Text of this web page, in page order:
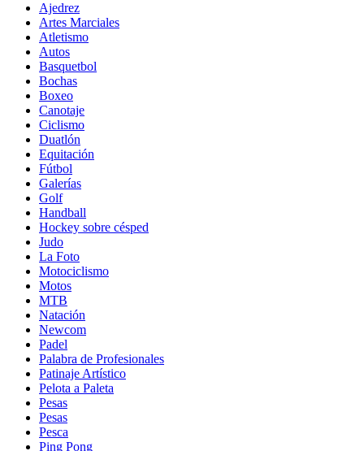
Ajedrez
Artes Marciales
Atletismo
Autos
Basquetbol
Bochas
Boxeo
Canotaje
Ciclismo
Duatlón
Equitación
Fútbol
Galerías
Golf
Handball
Hockey sobre césped
Judo
La Foto
Motociclismo
Motos
MTB
Natación
Newcom
Padel
Palabra de Profesionales
Patinaje Artístico
Pelota a Paleta
Pesas
Pesas
Pesca
Ping Pong